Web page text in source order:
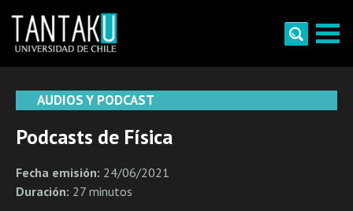
content
AUDIOS Y PODCAST
Podcasts de Física
Fecha emisión: 24/06/2021
Duración: 27 minutos